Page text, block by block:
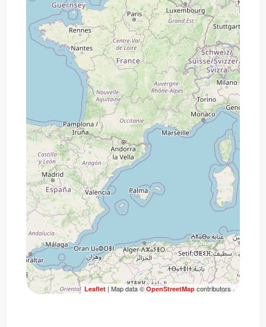
Leaflet| Map data ©OpenStreetMapcontributors